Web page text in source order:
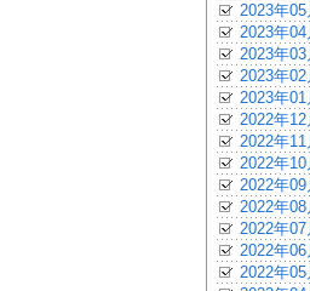
2023年05
2023年04
2023年03
2023年02
2023年01
2022年12
2022年11
2022年10
2022年09
2022年08
2022年07
2022年06
2022年05